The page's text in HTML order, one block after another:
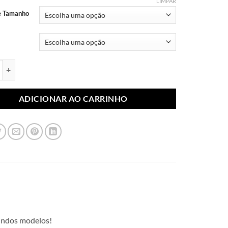
R$ 10,99
Tamanho
ADICIONAR AO CARRINHO
modelos!